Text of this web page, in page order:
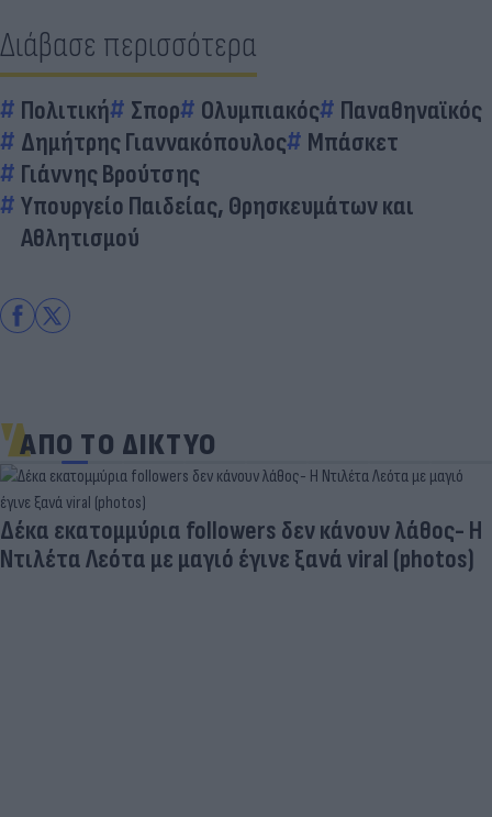
Διάβασε περισσότερα
Πολιτική Σπορ Ολυμπιακός
Παναθηναϊκός
Δημήτρης Γιαννακόπουλος
Μπάσκετ
Γιάννης Βρούτσης
Υπουργείο Παιδείας, Θρησκευμάτων και
Αθλητισμού
ΑΠΟ ΤΟ ΔΙΚΤΥΟ
Δέκα εκατομμύρια followers δεν κάνουν λάθος- Η
Ντιλέτα Λεότα με μαγιό έγινε ξανά viral (photos)